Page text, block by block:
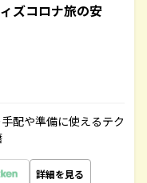
ズコロナ旅の安
配や準備に使えるテク
詳細を見る